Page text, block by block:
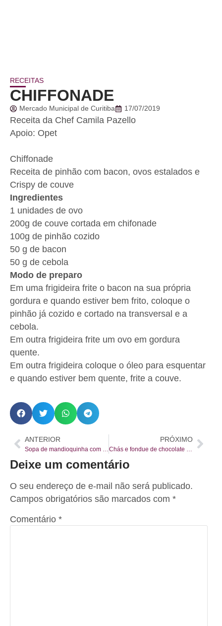
RECEITAS
CHIFFONADE
Mercado Municipal de Curitiba 17/07/2019
Receita da Chef Camila Pazello
Apoio: Opet
Chiffonade
Receita de pinhão com bacon, ovos estalados e
Crispy de couve
Ingredientes
1 unidades de ovo
200g de couve cortada em chifonade
100g de pinhão cozido
50 g de bacon
50 g de cebola
Modo de preparo
Em uma frigideira frite o bacon na sua própria
gordura e quando estiver bem frito, coloque o
pinhão já cozido e cortado na transversal e a
cebola.
Em outra frigideira frite um ovo em gordura
quente.
Em outra frigideira coloque o óleo para esquentar
e quando estiver bem quente, frite a couve.
ANTERIOR PRÓXIMO
Deixe um comentário
O seu endereço de e-mail não será publicado.
Campos obrigatórios são marcados com *
Comentário *